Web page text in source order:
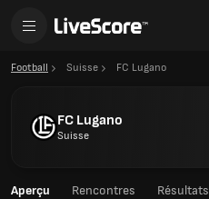
Football Suisse FC Lugano
FC Lugano
Suisse
Aperçu Rencontres Résultats